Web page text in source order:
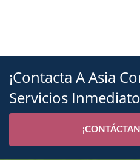
¡Contacta A Asia
Servicios